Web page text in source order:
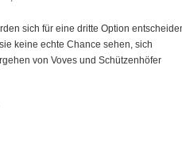
sich für eine dritte Option
keine echte Chance sehen, sich
von Voves und Schützenhöfer